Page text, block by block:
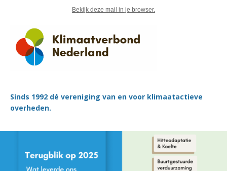
Bekijk deze mail in je browser.
Sinds 1992 dé vereniging van en voor klimaatactieve
overheden.